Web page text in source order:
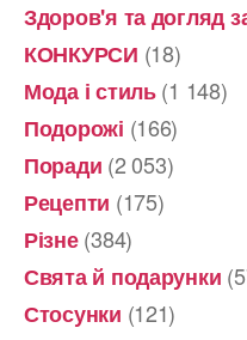
Здоров'я та догляд
КОНКУРСИ (18)
Мода і стиль(1 148)
Подорожі (166)
Поради (2 053)
Рецепти (175)
Різне(384)
Свята й подарунки
Стосунки (121)